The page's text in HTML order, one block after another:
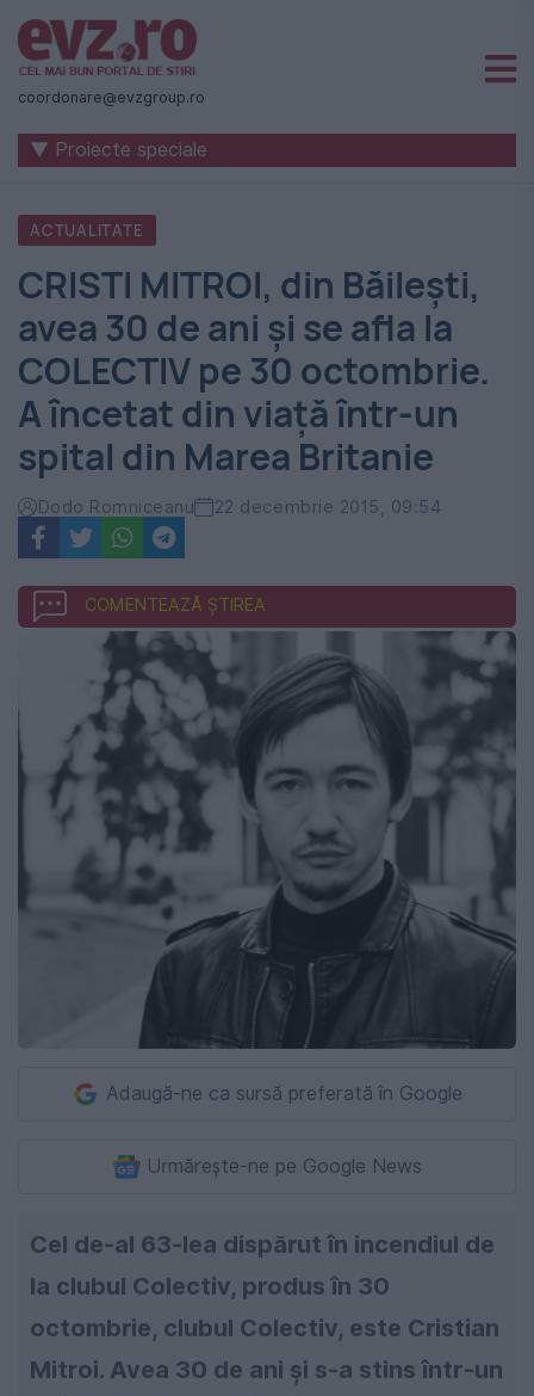
Știri
naționale
internaționale
România
-
Evenimentul
Zilei
coordonare@evzgroup.ro
▼ Proiecte speciale
ACTUALITATE
CRISTI MITROI, din Băileşti,
avea 30 de ani şi se afla la
COLECTIV pe 30 octombrie.
A încetat din viaţă într-un
spital din Marea Britanie
Dodo Romniceanu 22 decembrie 2015, 09:54
COMENTEAZĂ ȘTIREA
Adaugă-ne ca sursă preferată în Google
Urmărește-ne pe Google News
Cel de-al 63-lea dispărut în incendiul de
la clubul Colectiv, produs în 30
octombrie, clubul Colectiv, este Cristian
Mitroi. Avea 30 de ani şi s-a stins într-un